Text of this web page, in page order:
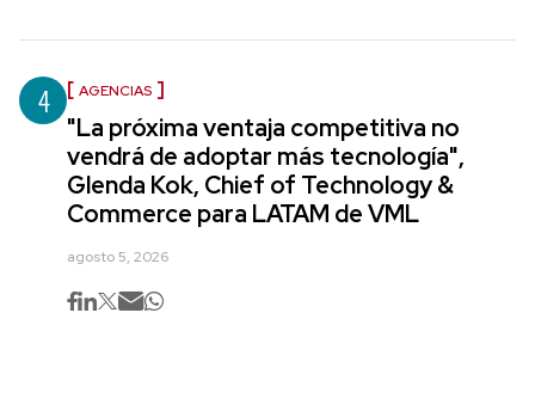
4 AGENCIAS
"La próxima ventaja competitiva no
vendrá de adoptar más tecnología",
Glenda Kok, Chief of Technology &
Commerce para LATAM de VML
agosto 5, 2026